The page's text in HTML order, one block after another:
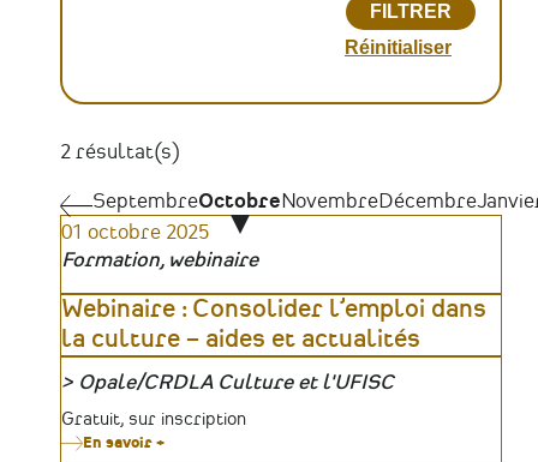
2 résultat(s)
Pagination
Septembre
SeptembreOctobre NovembreDécembre
01 octobre 2025
Formation, webinaire
Webinaire : Consolider l’emploi dans
la culture – aides et actualités
Organisateur
Opale/CRDLA Culture et l'UFISC
Tarifs
Gratuit, sur inscription
En savoir +